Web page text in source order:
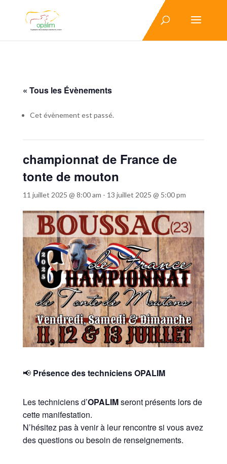
« Tous les Évènements
Cet évènement est passé.
championnat de France de
tonte de mouton
11 juillet 2025 @ 8:00 am - 13 juillet 2025 @ 5:00 pm
📢 Présence des techniciens OPALIM
Les techniciens d’OPALIMseront présents lors de
cette manifestation.
N’hésitez pas à venir à leur rencontre si vous avez
des questions ou besoin de renseignements.